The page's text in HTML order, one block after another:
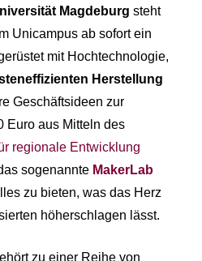
Magdeburg steht
Unicampus ab sofort ein
mit Hochtechnologie,
Herstellung
Geschäftsideen zur
Euro aus Mitteln des
regionale Entwicklung
sogenannte MakerLab
zu bieten, was das Herz
höherschlagen lässt.
zu einer Reihe von